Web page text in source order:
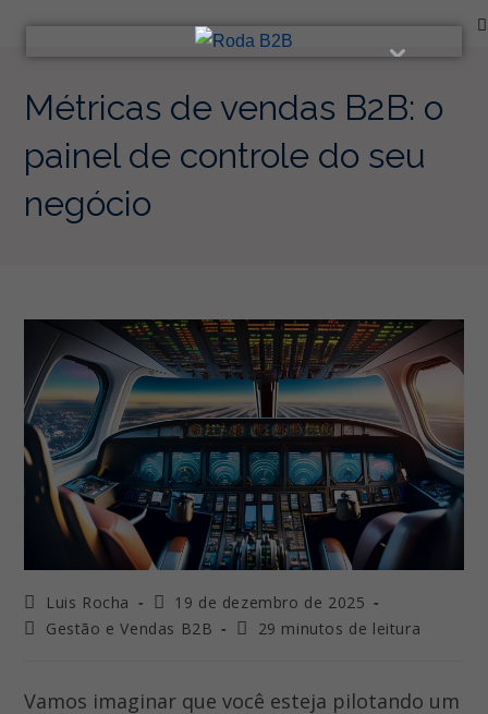
conteúdo
Métricas de vendas B2B: o
painel de controle do seu
negócio
Autor
do
Luis Rocha
Última
modificação
19 de dezembro de 2025
Categoria
Gestão e Vendas B2B
Tempo
29 minutos de leitura
Vamos imaginar que você esteja pilotando um